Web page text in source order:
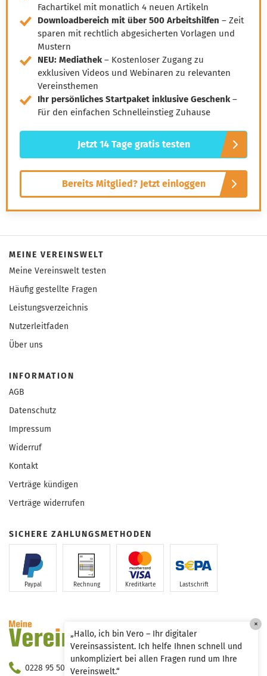
Fachartikel mit monatlich 4 neuen Artikeln
Downloadbereich mit über 500 Arbeitshilfen – Zeit
sparen mit rechtlich abgesicherten Vorlagen und
Mustern
NEU: Mediathek– Kostenloser Zugang zu
exklusiven Videos und Webinaren zu relevanten
Vereinsthemen
Ihr persönliches Startpaket inklusive Geschenk–
Für den einfachen Schnelleinstieg Zuhause
Jetzt 14 Tage gratis testen
Bereits Mitglied? Jetzt einloggen
MEINE VEREINSWELT
Meine Vereinswelt testen
Häufig gestellte Fragen
Leistungsverzeichnis
Nutzerleitfaden
Über uns
INFORMATION
AGB
Datenschutz
Impressum
Widerruf
Kontakt
Verträge kündigen
Verträge widerrufen
SICHERE ZAHLUNGSMETHODEN
Paypal Rechnung Kreditkarte Lastschrift
0228 95 50 290
„Hallo, ich bin Vero – Ihr digitaler
Vereinsassistent. Ich helfe Ihnen schnell und
unkompliziert bei allen Fragen rund um Ihre
Vereinswelt.“
×